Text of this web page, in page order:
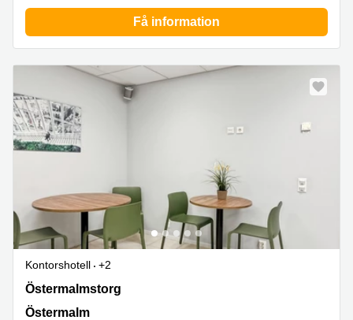
Få information
Kontorshotell
+2
Östermalmstorg 1, Östermalm
Östermalmstorg
Östermalm